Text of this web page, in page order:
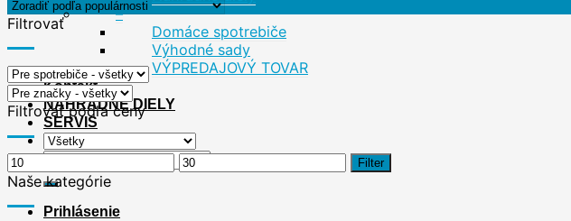
–
Domáce spotrebiče
Výhodné sady
VÝPREDAJOVÝ TOVAR
Kontakt
NÁHRADNÉ DIELY
SERVIS
Hľadať:
Prihlásenie
Filtrovať
Filtrovať podľa ceny
Minimálna
cena
Maximálna
cena
Filter
Naše kategórie